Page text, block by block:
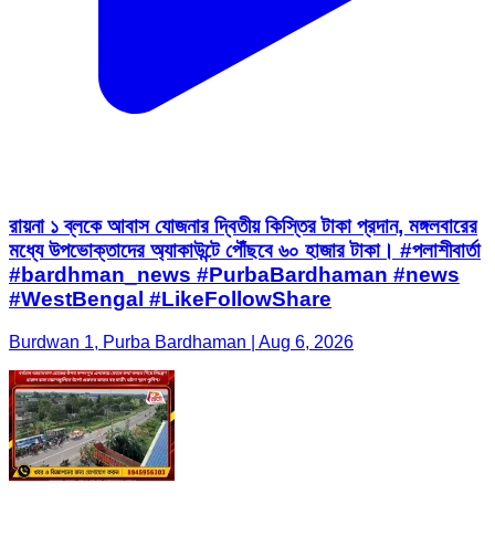
রায়না ১ ব্লকে আবাস যোজনার দ্বিতীয় কিস্তির টাকা প্রদান, মঙ্গলবারের
মধ্যে উপভোক্তাদের অ্যাকাউন্টে পৌঁছবে ৬০ হাজার টাকা। #পলাশীবার্তা
#bardhman_news #PurbaBardhaman #news
#WestBengal #LikeFollowShare
Burdwan 1, Purba Bardhaman | Aug 6, 2026